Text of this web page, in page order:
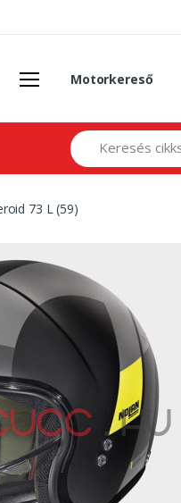
Motorkereső
Search
73 L (59)